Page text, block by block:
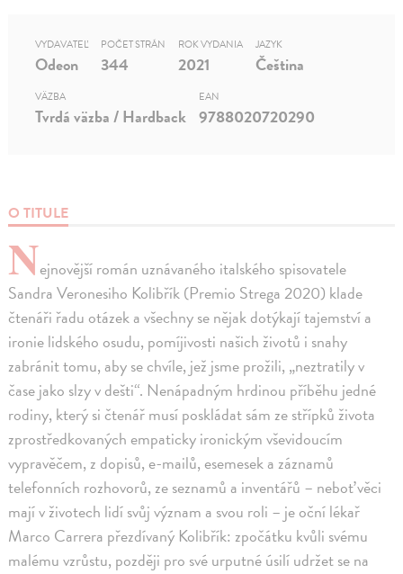
O TITULE
Nejnovější román uznávaného italského spisovatele
Sandra Veronesiho Kolibřík (Premio Strega 2020) klade
čtenáři řadu otázek a všechny se nějak dotýkají tajemství a
ironie lidského osudu, pomíjivosti našich životů i snahy
zabránit tomu, aby se chvíle, jež jsme prožili, „neztratily v
čase jako slzy v dešti“. Nenápadným hrdinou příběhu jedné
rodiny, který si čtenář musí poskládat sám ze střípků života
zprostředkovaných empaticky ironickým vševidoucím
vypravěčem, z dopisů, e-mailů, esemesek a záznamů
telefonních rozhovorů, ze seznamů a inventářů – neboť věci
mají v životech lidí svůj význam a svou roli – je oční lékař
Marco Carrera přezdívaný Kolibřík: zpočátku kvůli svému
malému vzrůstu, později pro své urputné úsilí udržet se na
VYDAVATEĽ
Odeon
POČET STRÁN
344
ROK VYDANIA
2021
JAZYK
Čeština
VÄZBA
Tvrdá väzba / Hardback
EAN
9788020720290